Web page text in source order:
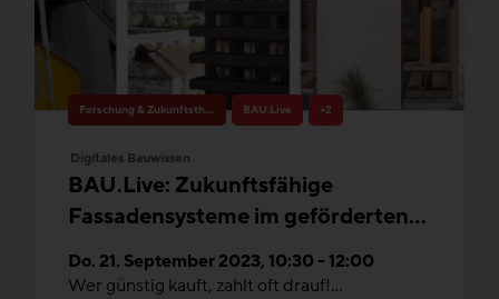
Forschung & Zukunftsthemen BAU.Live +2
Digitales Bauwissen
BAU.Live: Zukunftsfähige
Fassadensysteme im geförderten
Wohnbau
Do. 21. September 2023, 10:30 - 12:00
Wer günstig kauft, zahlt oft drauf!...